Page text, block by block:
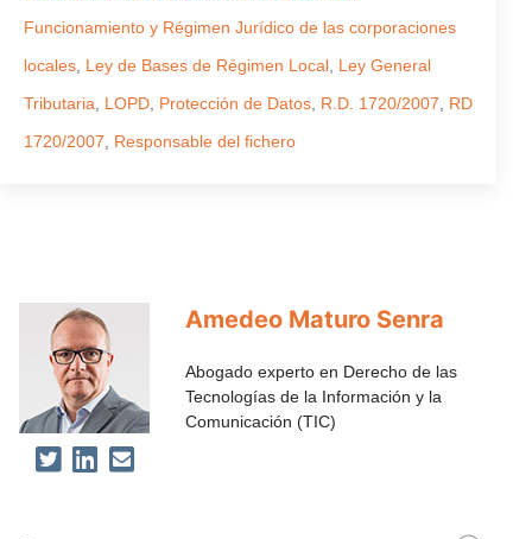
Funcionamiento y Régimen Jurídico de las corporaciones
locales Ley de Bases de Régimen Local Ley General
Tributaria
LOPD Protección de Datos R.D. 1720/2007
RD
1720/2007
Responsable del fichero
Amedeo Maturo Senra
Abogado experto en Derecho de las
Tecnologías de la Información y la
Comunicación (TIC)